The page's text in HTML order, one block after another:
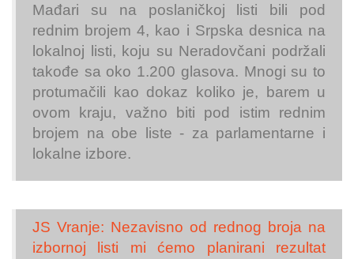
Mađari su na poslaničkoj listi bili pod
rednim brojem 4, kao i Srpska desnica na
lokalnoj listi, koju su Neradovčani podržali
takođe sa oko 1.200 glasova. Mnogi su to
protumačili kao dokaz koliko je, barem u
ovom kraju, važno biti pod istim rednim
brojem na obe liste - za parlamentarne i
lokalne izbore.
JS Vranje: Nezavisno od rednog broja na
izbornoj listi mi ćemo planirani rezultat